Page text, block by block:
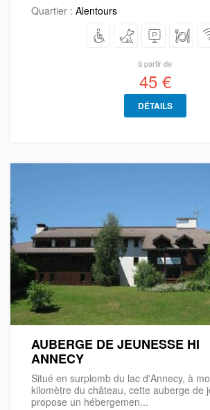
Quartier : Alentours
à partir de
45 €
DÉTAILS
AUBERGE DE JEUNESSE HI
ANNECY
Situé en surplomb du lac d'Annecy, à
kilomètre du château, cette auberge de
propose un hébergemen...